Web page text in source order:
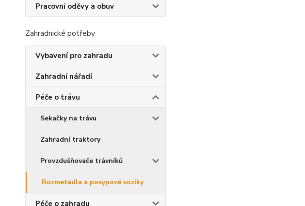
Pracovní oděvy a obuv
Zahradnické potřeby
Vybavení pro zahradu
Zahradní nářadí
Péče o trávu
Sekačky na trávu
Zahradní traktory
Provzdušňovače trávníků
Rozmetadla a posypové vozíky
Péče o zahradu